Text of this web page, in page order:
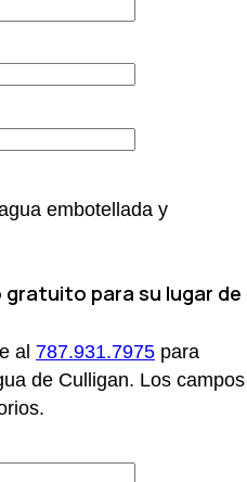
embotellada y
gratuito para su lugar de
al 787.931.7975 para
de Culligan. Los campos